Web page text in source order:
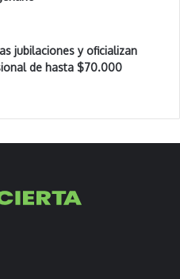
jubilaciones y oficializan
de hasta $70.000